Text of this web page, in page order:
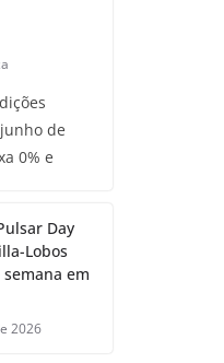
de
0% e
Day
Lobos
em
2026